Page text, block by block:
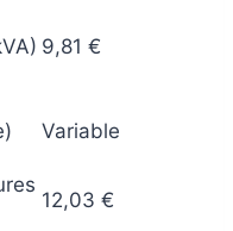
9,81 €
Variable
12,03 €